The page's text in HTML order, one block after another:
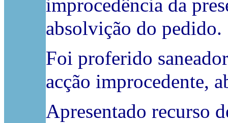
improcedência da
absolvição do pedido.
Foi proferido
acção improcedente,
Apresentado recurso